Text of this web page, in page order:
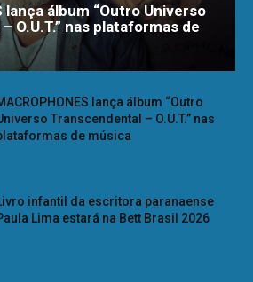
lança álbum “Outro Universo
O.U.T.” nas plataformas de
lança álbum “Outro
Transcendental – O.U.T.” nas
de música
infantil da escritora paranaense
Lima estará na Bett Brasil 2026